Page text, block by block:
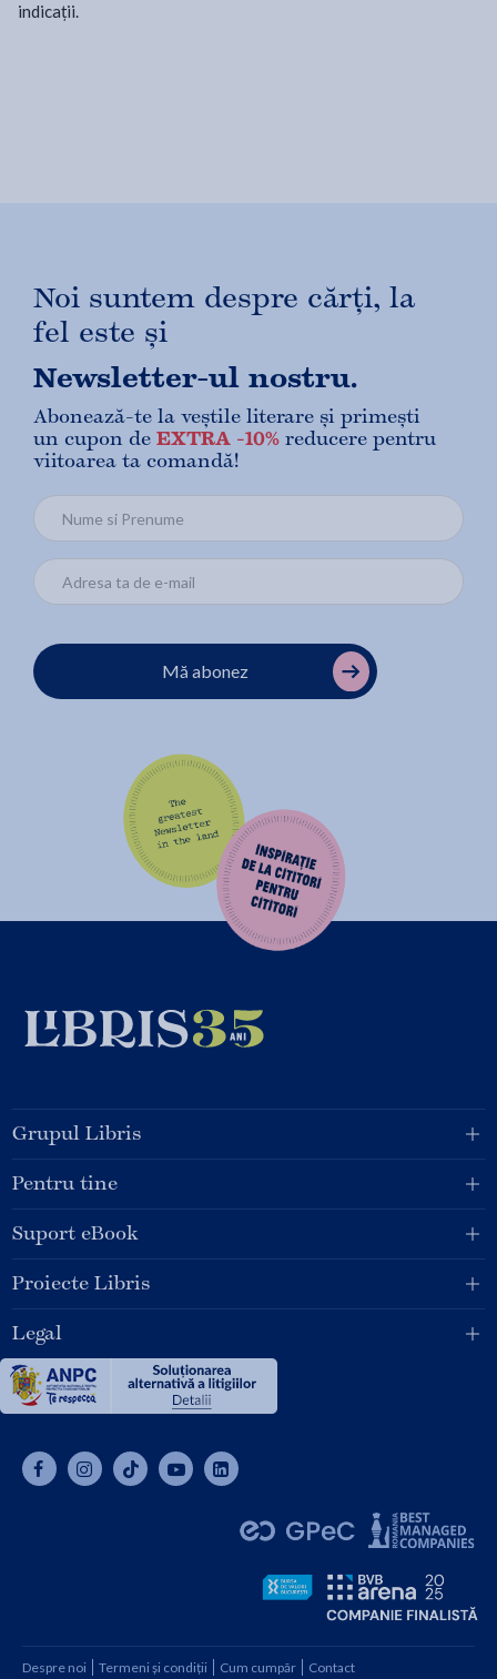
indicații.
Noi suntem despre cărți, la
fel este și
Newsletter-ul nostru.
Abonează-te la veștile literare și primești
un cupon de EXTRA -10% reducere pentru
viitoarea ta comandă!
Mă abonez
Grupul Libris
Pentru tine
Suport eBook
Proiecte Libris
Legal
Despre noi Termeni și condiții Cum cumpăr Contact